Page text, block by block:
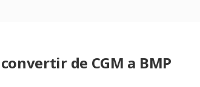
de CGM a BMP